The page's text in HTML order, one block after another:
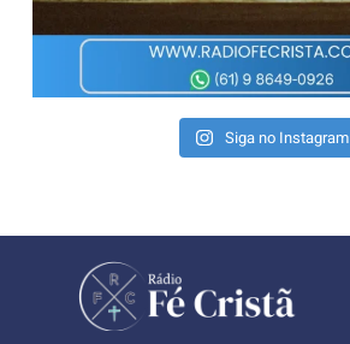
Siga no Instagram